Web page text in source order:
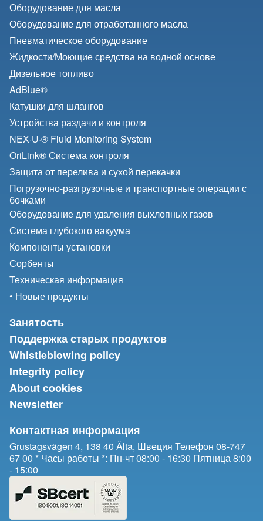
Оборудование для масла
Оборудование для отработанного масла
Пневматическое оборудование
Жидкости/Моющие средства на водной основе
Дизельное топливо
AdBlue®
Катушки для шлангов
Устройства раздачи и контроля
NEX·U·® Fluid Monitoring System
OriLink® Система контроля
Защита от перелива и сухой перекачки
Погрузочно-разгрузочные и транспортные операции с
бочками
Оборудование для удаления выхлопных газов
Система глубокого вакуума
Компоненты установки
Сорбенты
Техническая информация
• Новые продукты
Занятость
Поддержка старых продуктов
Whistleblowing policy
Integrity policy
About cookies
Newsletter
Контактная информация
Grustagsvägen 4, 138 40 Älta, Швеция Телефон 08-747
67 00 * Часы работы *: Пн-чт 08:00 - 16:30 Пятница 8:00
- 15:00